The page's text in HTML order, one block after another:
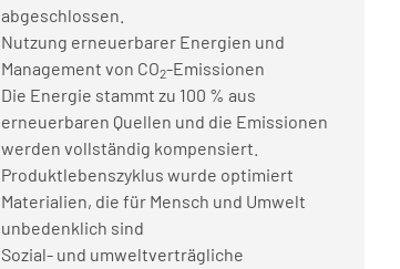
abgeschlossen.
Nutzung erneuerbarer Energien und
Management von CO2-Emissionen
Die Energie stammt zu 100 % aus
erneuerbaren Quellen und die Emissionen
werden vollständig kompensiert.
Produktlebenszyklus wurde optimiert
Materialien, die für Mensch und Umwelt
unbedenklich sind
Sozial- und umweltverträgliche